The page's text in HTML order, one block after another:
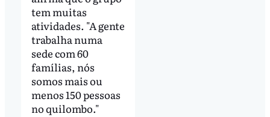
tem muitas
atividades. "A gente
trabalha numa
sede com 60
famílias, nós
somos mais ou
menos 150 pessoas
no quilombo."